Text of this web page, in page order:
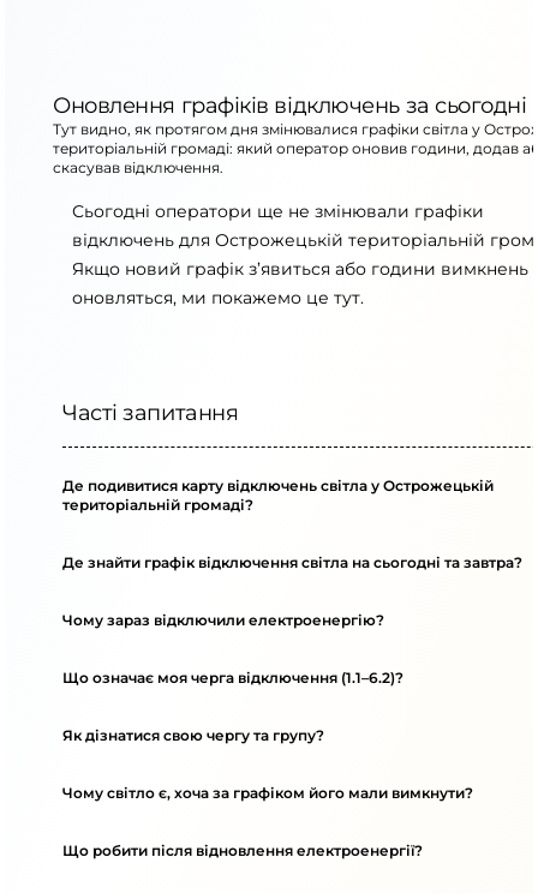
Оновлення графіків відключень за сьогодні
Тут видно, як протягом дня змінювалися графіки світла у
територіальній громаді: який оператор оновив години, додав
скасував відключення.
Сьогодні оператори ще не змінювали графіки
відключень для Острожецькій територіальній
Якщо новий графік з’явиться або години вимкнень
оновляться, ми покажемо це тут.
Часті запитання
Де подивитися карту відключень світла у Острожецькій
територіальній громаді?
Де знайти графік відключення світла на сьогодні та завтра?
Чому зараз відключили електроенергію?
Що означає моя черга відключення (1.1–6.2)?
Як дізнатися свою чергу та групу?
Чому світло є, хоча за графіком його мали вимкнути?
Що робити після відновлення електроенергії?